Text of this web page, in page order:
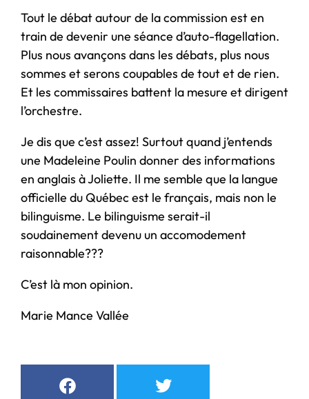
Tout le débat autour de la commission est en
train de devenir une séance d’auto-flagellation.
Plus nous avançons dans les débats, plus nous
sommes et serons coupables de tout et de rien.
Et les commissaires battent la mesure et dirigent
l’orchestre.
Je dis que c’est assez! Surtout quand j’entends
une Madeleine Poulin donner des informations
en anglais à Joliette. Il me semble que la langue
officielle du Québec est le français, mais non le
bilinguisme. Le bilinguisme serait-il
soudainement devenu un accomodement
raisonnable???
C’est là mon opinion.
Marie Mance Vallée